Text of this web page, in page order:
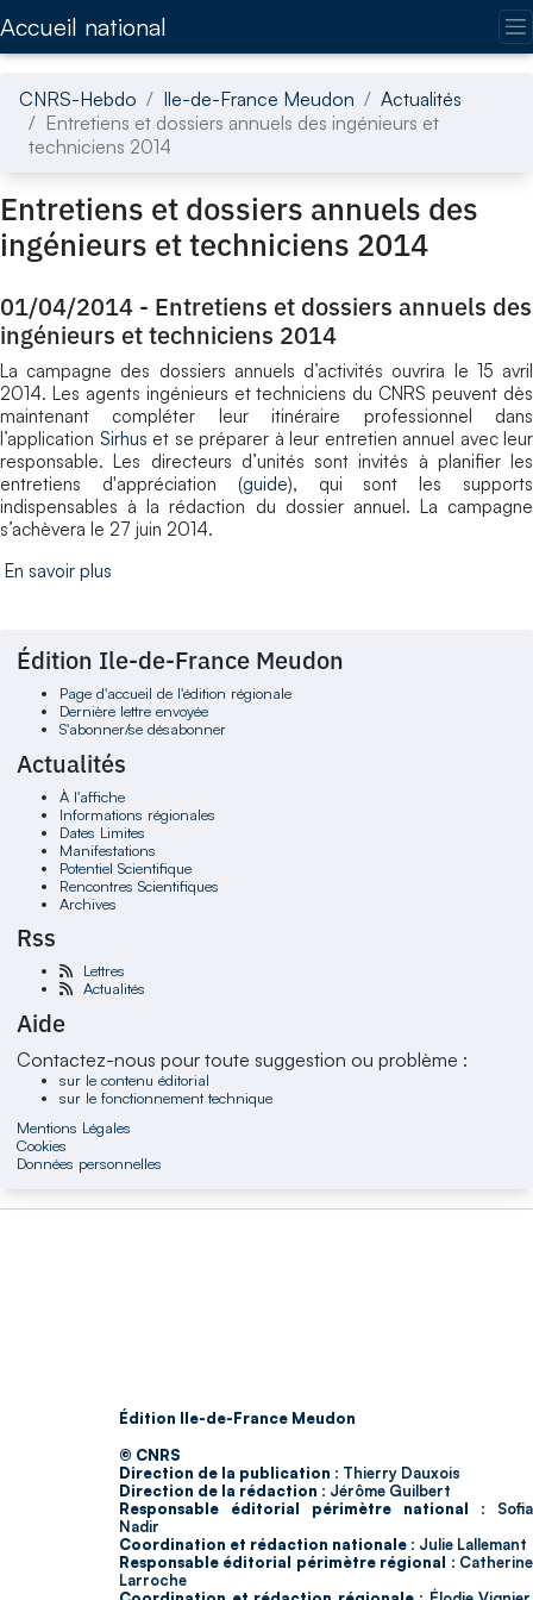
Accueil national
CNRS-Hebdo Ile-de-France Meudon
Actualités
Entretiens et dossiers annuels des ingénieurs et
techniciens 2014
Entretiens et dossiers annuels des
ingénieurs et techniciens 2014
01/04/2014 - Entretiens et dossiers annuels des
ingénieurs et techniciens 2014
La campagne des dossiers annuels d’activités ouvrira le 15 avril
2014. Les agents ingénieurs et techniciens du CNRS peuvent dès
maintenant compléter leur itinéraire professionnel dans
l’application Sirhus et se préparer à leur entretien annuel avec leur
responsable. Les directeurs d’unités sont invités à planifier les
entretiens d'appréciation (guide), qui sont les supports
indispensables à la rédaction du dossier annuel. La campagne
s’achèvera le 27 juin 2014.
En savoir plus
Édition Ile-de-France Meudon
Page d'accueil de l'édition régionale
Dernière lettre envoyée
S'abonner/se désabonner
Actualités
À l'affiche
Informations régionales
Dates Limites
Manifestations
Potentiel Scientifique
Rencontres Scientifiques
Archives
Rss
Lettres
Actualités
Aide
Contactez-nous pour toute suggestion ou problème :
sur le contenu éditorial
sur le fonctionnement technique
Mentions Légales
Cookies
Données personnelles
Édition Ile-de-France Meudon
© CNRS
Direction de la publication : Thierry Dauxois
Direction de la rédaction : Jérôme Guilbert
Responsable éditorial périmètre national : Sofia
Nadir
Coordination et rédaction nationale : Julie Lallemant
Responsable éditorial périmètre régional : Catherine
Larroche